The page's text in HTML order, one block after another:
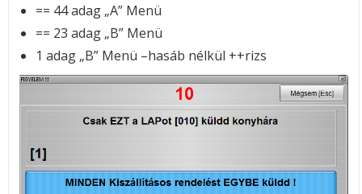
== 44 adag „A” Menü
== 23 adag „B” Menü
1 adag „B” Menü –hasáb nélkül ++rizs